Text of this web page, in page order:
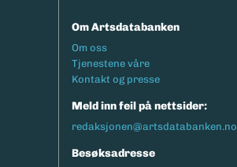
Om Artsdatabanken
Footermeny
Om oss
Tjenestene våre
Kontakt og presse
Meld inn feil på nettsider:
redaksjonen@artsdatabanken.no
Besøksadresse